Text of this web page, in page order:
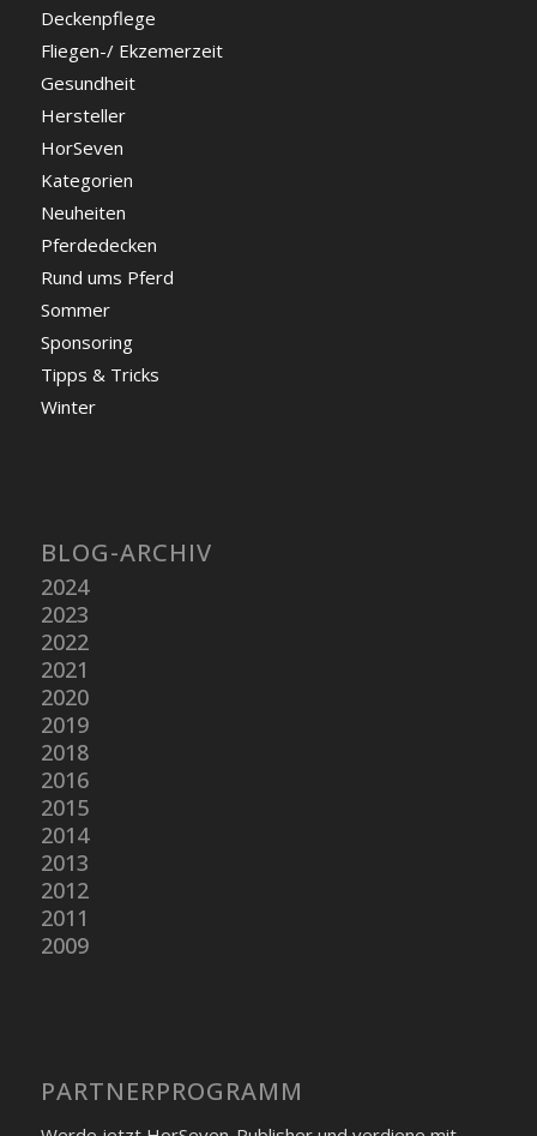
Deckenpflege
Fliegen-/ Ekzemerzeit
Gesundheit
Hersteller
HorSeven
Kategorien
Neuheiten
Pferdedecken
Rund ums Pferd
Sommer
Sponsoring
Tipps & Tricks
Winter
BLOG-ARCHIV
2024
2023
2022
2021
2020
2019
2018
2016
2015
2014
2013
2012
2011
2009
PARTNER­PROGRAMM